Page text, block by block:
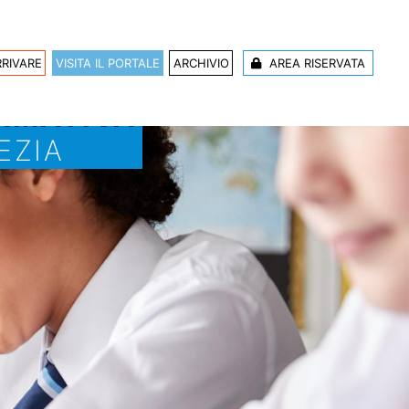
VISITA IL PORTALE ARCHIVIO AREA RISERVATA